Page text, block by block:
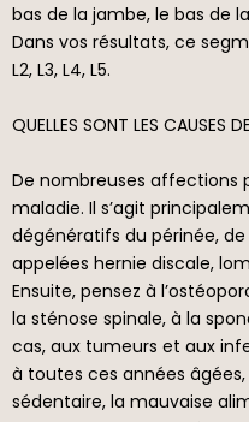
bas de la jambe, le bas de
Dans vos résultats, ce
L2, L3, L4, L5.
QUELLES SONT LES CAUSES
De nombreuses affections
maladie. Il s’agit
dégénératifs du périnée,
appelées hernie discale,
Ensuite, pensez à
la sténose spinale, à la
cas, aux tumeurs et aux
à toutes ces années
sédentaire, la mauvaise